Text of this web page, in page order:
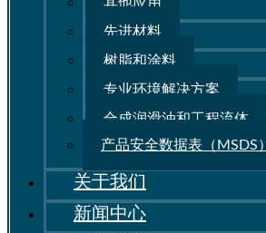
先进材料
树脂和涂料
专业环境解决方案
合成润滑油和工程流体
产品安全数据表（MSDS）
关于我们
新闻中心